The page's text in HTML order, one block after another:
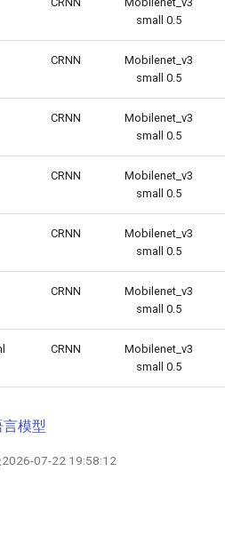
small 0.5
CRNN
Mobilenet_v3
small 0.5
CRNN
Mobilenet_v3
small 0.5
CRNN
Mobilenet_v3
small 0.5
CRNN
Mobilenet_v3
small 0.5
CRNN
Mobilenet_v3
small 0.5
CRNN
Mobilenet_v3
small 0.5
言模型
2026-07-22 19:58:12